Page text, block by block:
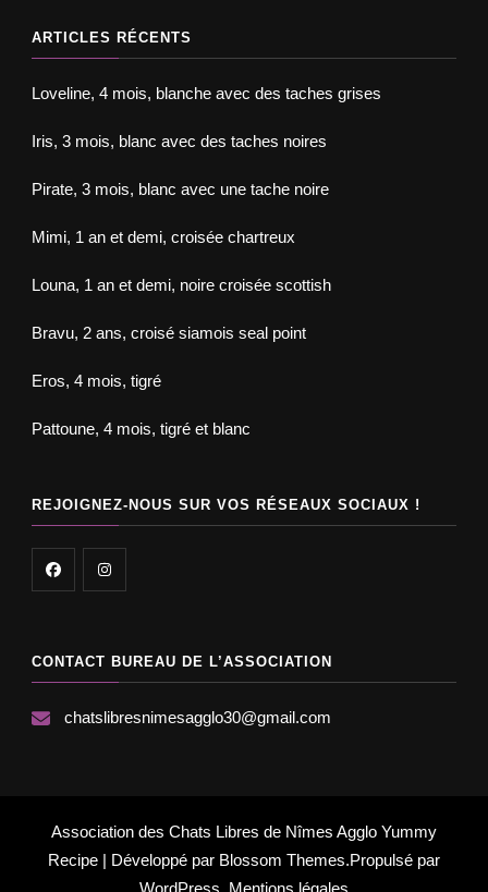
ARTICLES RÉCENTS
Loveline, 4 mois, blanche avec des taches grises
Iris, 3 mois, blanc avec des taches noires
Pirate, 3 mois, blanc avec une tache noire
Mimi, 1 an et demi, croisée chartreux
Louna, 1 an et demi, noire croisée scottish
Bravu, 2 ans, croisé siamois seal point
Eros, 4 mois, tigré
Pattoune, 4 mois, tigré et blanc
REJOIGNEZ-NOUS SUR VOS RÉSEAUX SOCIAUX !
CONTACT BUREAU DE L’ASSOCIATION
chatslibresnimesagglo30@gmail.com
Association des Chats Libres de Nîmes Agglo Yummy
Recipe | Développé par Blossom Themes.Propulsé par
WordPress Mentions légales